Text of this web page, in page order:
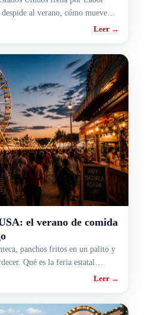
al verano, cómo mueve
pega si viajás.
Leer →
el verano de comida
panchos fritos en un palito y
Qué es la feria estatal
su mes.
Leer →